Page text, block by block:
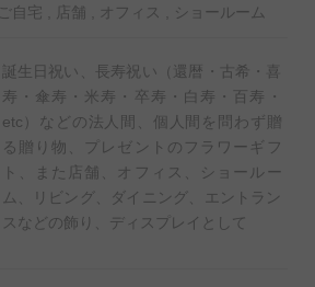
ご自宅 , 店舗 , オフィス , ショールーム
誕生日祝い、長寿祝い（還暦・古希・喜
寿・傘寿・米寿・卒寿・白寿・百寿・
etc）などの法人間、個人間を問わず贈
る贈り物、プレゼントのフラワーギフ
ト、また店舗、オフィス、ショールー
ム、リビング、ダイニング、エントラン
スなどの飾り、ディスプレイとして